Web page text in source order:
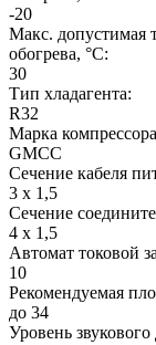
-20
Макс. допустимая
обогрева, °С:
30
Тип хладагента:
R32
Марка
GMCC
Сечение кабеля
3 x 1,5
Сечение
4 x 1,5
Автомат токовой
10
Рекомендуемая
до 34
Уровень